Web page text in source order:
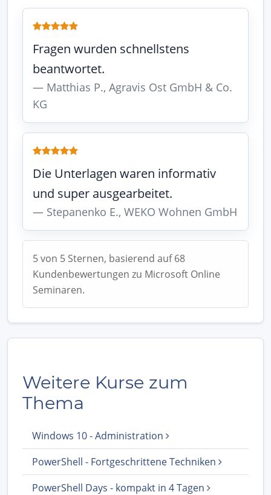
Fragen wurden schnellstens
beantwortet.
Matthias P., Agravis Ost GmbH & Co.
KG
Die Unterlagen waren informativ
und super ausgearbeitet.
Stepanenko E., WEKO Wohnen GmbH
5 von 5 Sternen, basierend auf 68
Kundenbewertungen zu Microsoft Online
Seminaren.
Weitere Kurse zum
Thema
Windows 10 - Administration
PowerShell - Fortgeschrittene Techniken
PowerShell Days - kompakt in 4 Tagen